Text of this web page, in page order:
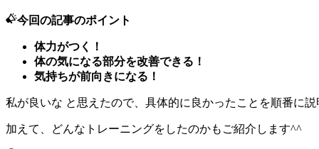
今回の記事のポイント
体力がつく！
体の気になる部分を改善できる！
気持ちが前向きになる！
私が良いな と思えたので、具体的に良かったことを順番に説
加えて、どんなトレーニングをしたのかもご紹介します^^